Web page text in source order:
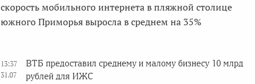
скорость мобильного интернета в пляжной столице
южного Приморья выросла в среднем на 35%
13:37
31.07
ВТБ предоставил среднему и малому бизнесу 10 млрд
рублей для ИЖС